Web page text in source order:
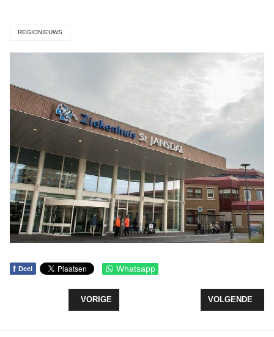
REGIONIEUWS
f Deel Whatsapp
VORIG ARTIKEL: LONGPUNT: INHALEREN VAN
VORIGE VOLGENDE
VOLGENDE